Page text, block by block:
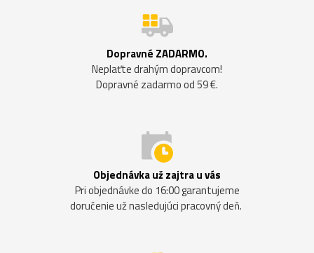
Dopravné ZADARMO.
Neplaťte drahým dopravcom!
Dopravné zadarmo od 59 €.
Objednávka už zajtra u vás
Pri objednávke do 16:00 garantujeme
doručenie už nasledujúci pracovný deň.